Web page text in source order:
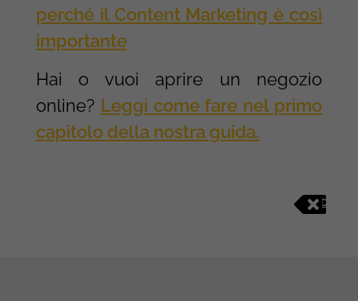
perché il Content Marketing è così
importante
Hai o vuoi aprire un negozio
online? Leggi come fare nel primo
capitolo della nostra guida.
D
I